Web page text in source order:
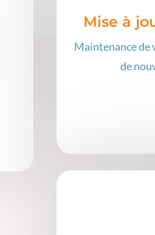
Mise à
Maintenance de
de